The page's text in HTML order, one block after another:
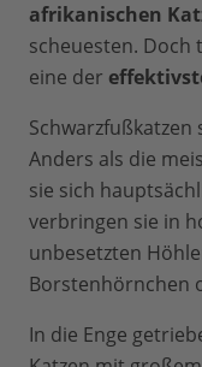
afrikanischen
scheuesten. Doch
eine der
Anders als die
sie sich
verbringen sie in
unbesetzten
Borstenhörnchen
In die Enge